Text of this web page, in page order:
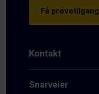
Få prøvetilgang
Kontakt
Snarveier